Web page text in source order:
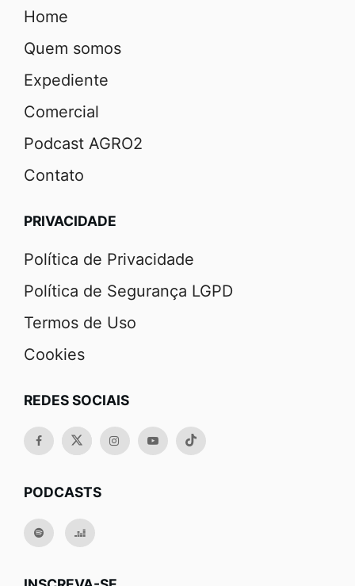
Home
Quem somos
Expediente
Comercial
Podcast AGRO2
Contato
PRIVACIDADE
Política de Privacidade
Política de Segurança LGPD
Termos de Uso
Cookies
REDES SOCIAIS
PODCASTS